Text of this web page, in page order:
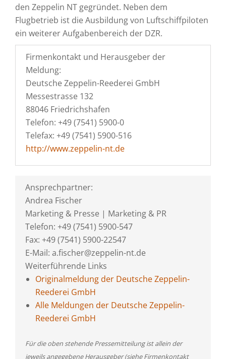
den Zeppelin NT gegründet. Neben dem
Flugbetrieb ist die Ausbildung von Luftschiffpiloten
ein weiterer Aufgabenbereich der DZR.
Firmenkontakt und Herausgeber der
Meldung:
Deutsche Zeppelin-Reederei GmbH
Messestrasse 132
88046 Friedrichshafen
Telefon: +49 (7541) 5900-0
Telefax: +49 (7541) 5900-516
http://www.zeppelin-nt.de
Ansprechpartner:
Andrea Fischer
Marketing & Presse | Marketing & PR
Telefon: +49 (7541) 5900-547
Fax: +49 (7541) 5900-22547
E-Mail: a.fischer@zeppelin-nt.de
Weiterführende Links
Originalmeldung der Deutsche Zeppelin-
Reederei GmbH
Alle Meldungen der Deutsche Zeppelin-
Reederei GmbH
Für die oben stehende Pressemitteilung ist allein der
jeweils angegebene Herausgeber (siehe Firmenkontakt